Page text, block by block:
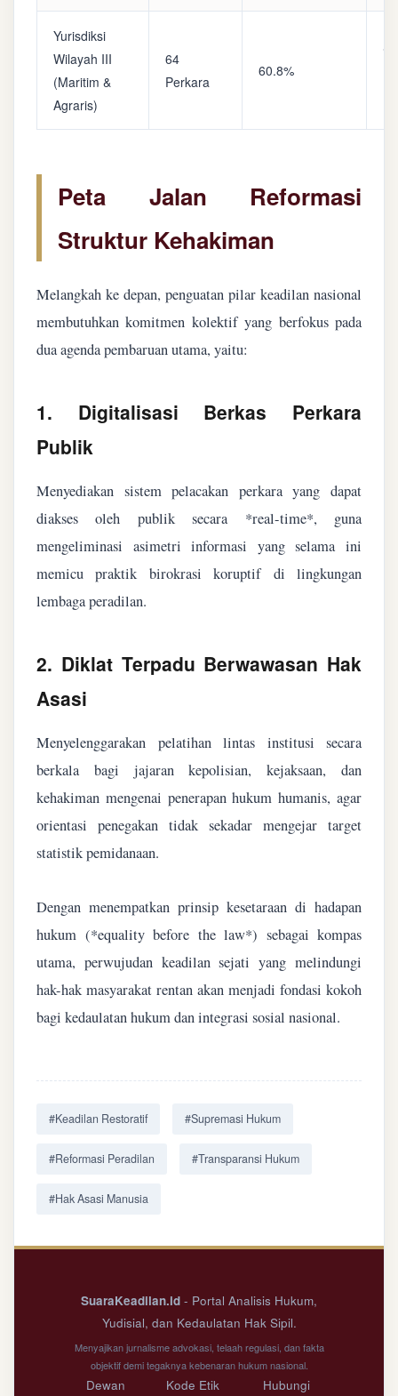
Yurisdiksi
Wilayah III
(Maritim &
Agraris)
64
Perkara
60.8%
Peta Jalan Reformasi
Struktur Kehakiman
Melangkah ke depan, penguatan pilar keadilan nasional
membutuhkan komitmen kolektif yang berfokus pada
dua agenda pembaruan utama, yaitu:
1. Digitalisasi Berkas Perkara
Publik
Menyediakan sistem pelacakan perkara yang dapat
diakses oleh publik secara *real-time*, guna
mengeliminasi asimetri informasi yang selama ini
memicu praktik birokrasi koruptif di lingkungan
lembaga peradilan.
2. Diklat Terpadu Berwawasan Hak
Asasi
Menyelenggarakan pelatihan lintas institusi secara
berkala bagi jajaran kepolisian, kejaksaan, dan
kehakiman mengenai penerapan hukum humanis, agar
orientasi penegakan tidak sekadar mengejar target
statistik pemidanaan.
Dengan menempatkan prinsip kesetaraan di hadapan
hukum (*equality before the law*) sebagai kompas
utama, perwujudan keadilan sejati yang melindungi
hak-hak masyarakat rentan akan menjadi fondasi kokoh
bagi kedaulatan hukum dan integrasi sosial nasional.
#Keadilan Restoratif #Supremasi Hukum
#Reformasi Peradilan #Transparansi Hukum
#Hak Asasi Manusia
SuaraKeadilan.id - Portal Analisis Hukum,
Yudisial, dan Kedaulatan Hak Sipil.
Menyajikan jurnalisme advokasi, telaah regulasi, dan fakta
objektif demi tegaknya kebenaran hukum nasional.
Dewan Kode Etik Hubungi